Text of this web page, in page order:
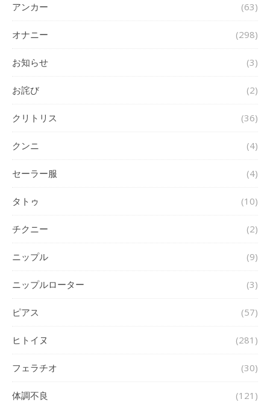
アンカー (63)
オナニー (298)
お知らせ (3)
お詫び (2)
クリトリス (36)
クンニ (4)
セーラー服 (4)
タトゥ (10)
チクニー (2)
ニップル (9)
ニップルローター (3)
ピアス (57)
ヒトイヌ (281)
フェラチオ (30)
体調不良 (121)